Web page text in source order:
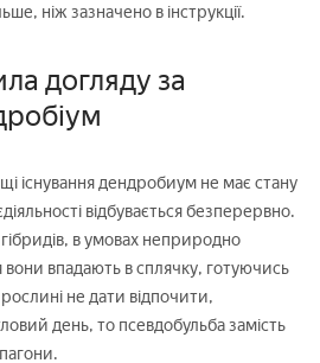
ніж зазначено в інструкції.
догляду за
існування дендробиум не має стану
відбувається безперервно.
в умовах неприродно
вони впадають в сплячку, готуючись
не дати відпочити,
день, то псевдобульба замість